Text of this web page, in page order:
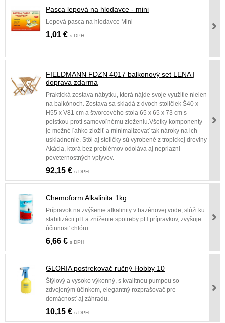
Pasca lepová na hlodavce - mini
Lepová pasca na hlodavce Mini
1,01 € s DPH
FIELDMANN FDZN 4017 balkonový set LENA |
doprava zdarma
Praktická zostava nábytku, ktorá nájde svoje využitie nielen
na balkónoch. Zostava sa skladá z dvoch stoličiek Š40 x
H55 x V81 cm a štvorcového stola 65 x 65 x 73 cm s
poistkou proti samovoľnému zloženiu.Všetky komponenty
je možné ľahko zložiť a minimalizovať tak nároky na ich
uskladnenie. Stôl aj stoličky sú vyrobené z tropickej dreviny
Akácia, ktorá bez problémov odoláva aj nepriazni
poveternostných vplyvov.
92,15 € s DPH
Chemoform Alkalinita 1kg
Prípravok na zvýšenie alkalinity v bazénovej vode, slúži ku
stabilizácii pH a zníženie spotreby pH prípravkov, zvyšuje
účinnosť chlóru.
6,66 € s DPH
GLORIA postrekovač ručný Hobby 10
Štýlový a vysoko výkonný, s kvalitnou pumpou so
zdvojeným účinkom, elegantný rozprašovač pre
domácnosť aj záhradu.
10,15 € s DPH